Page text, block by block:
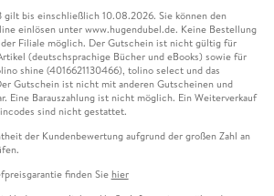
gilt bis einschließlich 10.08.2026. Sie können den
einlösen unter www.hugendubel.de. Keine Bestellung
Filiale möglich. Der Gutschein ist nicht gültig für
(deutschsprachige Bücher und eBooks) sowie für
shine (4016621130466), tolino select und das
Gutschein ist nicht mit anderen Gutscheinen und
Eine Barauszahlung ist nicht möglich. Ein Weiterverkauf
sind nicht gestattet.
der Kundenbewertung aufgrund der großen Zahl an
finden Sie hier